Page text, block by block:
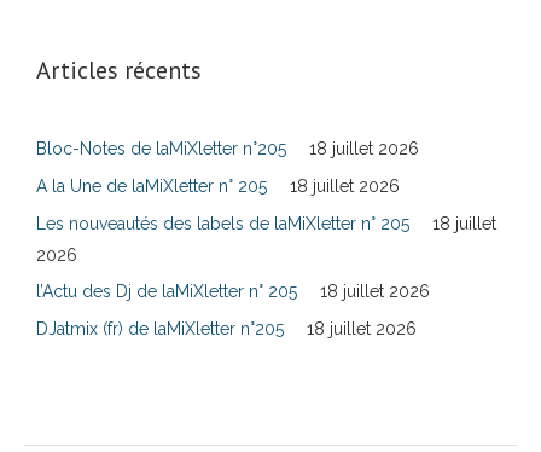
Articles récents
Bloc-Notes de laMiXletter n°205
18 juillet 2026
A la Une de laMiXletter n° 205
18 juillet 2026
Les nouveautés des labels de laMiXletter n° 205
18 juillet
2026
l’Actu des Dj de laMiXletter n° 205
18 juillet 2026
DJatmix (fr) de laMiXletter n°205
18 juillet 2026